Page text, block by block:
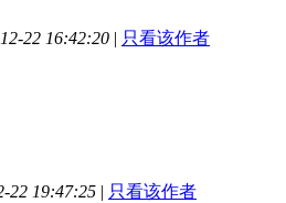
22 16:42:20 | 只看该作者
22 19:47:25 | 只看该作者